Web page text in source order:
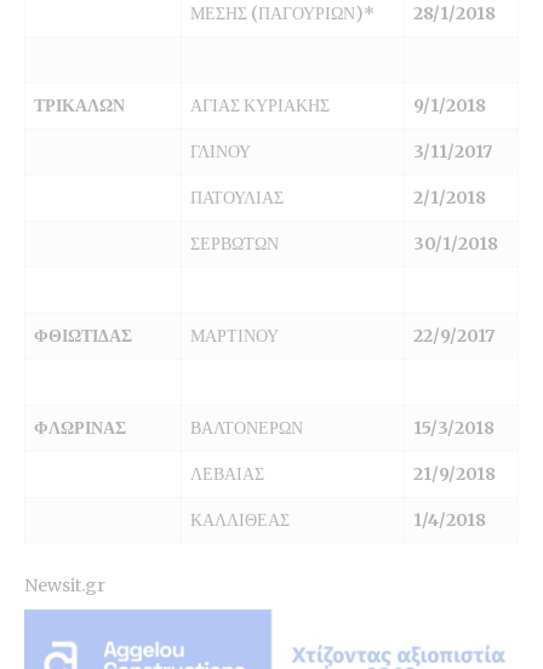
ΜΕΣΗΣ (ΠΑΓΟΥΡΙΩΝ)* 28/1/2018
ΤΡΙΚΑΛΩΝ ΑΓΙΑΣ ΚΥΡΙΑΚΗΣ 9/1/2018
ΓΛΙΝΟΥ 3/11/2017
ΠΑΤΟΥΛΙΑΣ 2/1/2018
ΣΕΡΒΩΤΩΝ 30/1/2018
ΦΘΙΩΤΙΔΑΣ ΜΑΡΤΙΝΟΥ 22/9/2017
ΦΛΩΡΙΝΑΣ ΒΑΛΤΟΝΕΡΩΝ 15/3/2018
ΛΕΒΑΙΑΣ 21/9/2018
ΚΑΛΛΙΘΕΑΣ 1/4/2018
Newsit.gr